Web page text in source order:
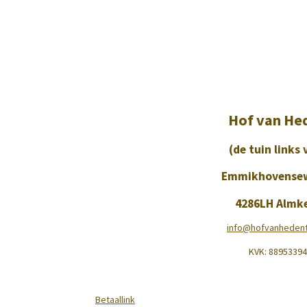
Hof van
(de tuin links
4286LH
KVK: 88953394
Betaallink